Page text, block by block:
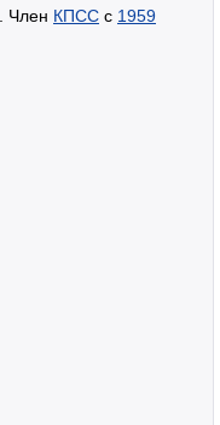
. Член КПСС с 1959